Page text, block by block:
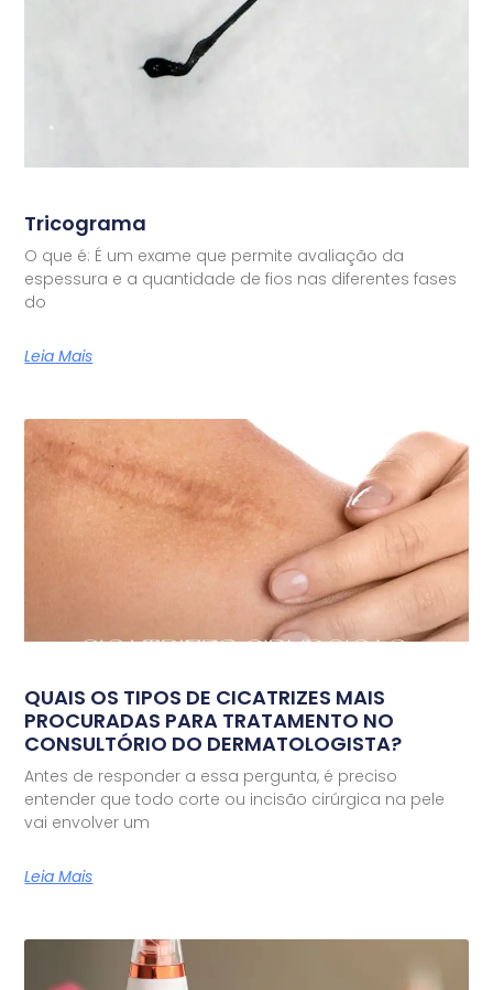
Tricograma
O que é: É um exame que permite avaliação da
espessura e a quantidade de fios nas diferentes fases
do
Leia Mais
QUAIS OS TIPOS DE CICATRIZES MAIS
PROCURADAS PARA TRATAMENTO NO
CONSULTÓRIO DO DERMATOLOGISTA?
Antes de responder a essa pergunta, é preciso
entender que todo corte ou incisão cirúrgica na pele
vai envolver um
Leia Mais